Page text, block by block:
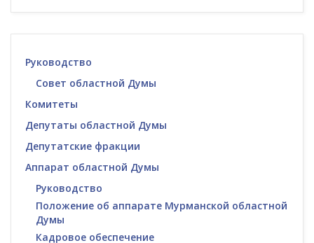
Руководство
Совет областной Думы
Комитеты
Депутаты областной Думы
Депутатские фракции
Аппарат областной Думы
Руководство
Положение об аппарате Мурманской областной
Думы
Кадровое обеспечение